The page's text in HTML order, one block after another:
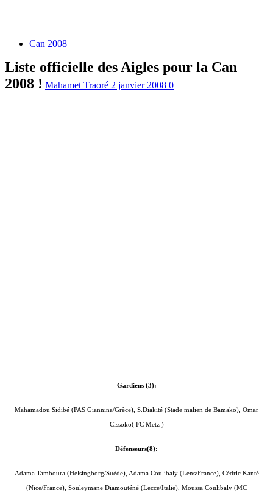
Can 2008
Liste officielle des Aigles pour la Can
2008 ! Mahamet Traoré 2 janvier 2008 0
Gardiens(3):
Mahamadou Sidibé (PAS Giannina/Grèce), S.Diakité (Stade malien de Bamako), Omar
Cissoko( FC Metz )
Défenseurs(8):
Adama Tamboura (Helsingborg/Suède), Adama Coulibaly (Lens/France), Cédric Kanté
(Nice/France), Souleymane Diamouténé (Lecce/Italie), Moussa Coulibaly (MC